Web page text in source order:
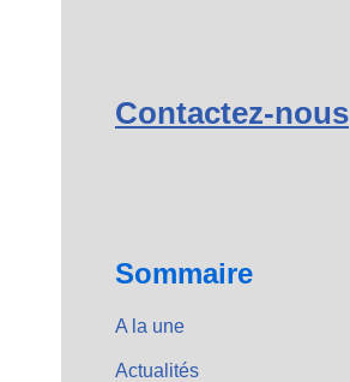
Contactez-nous
Sommaire
A la une
Actualités